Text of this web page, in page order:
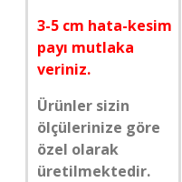
3-5 cm hata-kesim
payı mutlaka
veriniz.
Ürünler sizin
ölçülerinize göre
özel olarak
üretilmektedir.